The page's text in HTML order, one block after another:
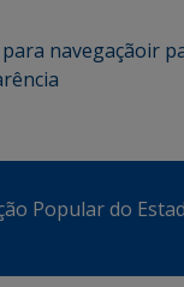
navegaçãoir
Popular do